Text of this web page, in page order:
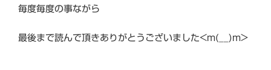
毎度毎度の事ながら
最後まで読んで頂きありがとうございました<m(__)m>